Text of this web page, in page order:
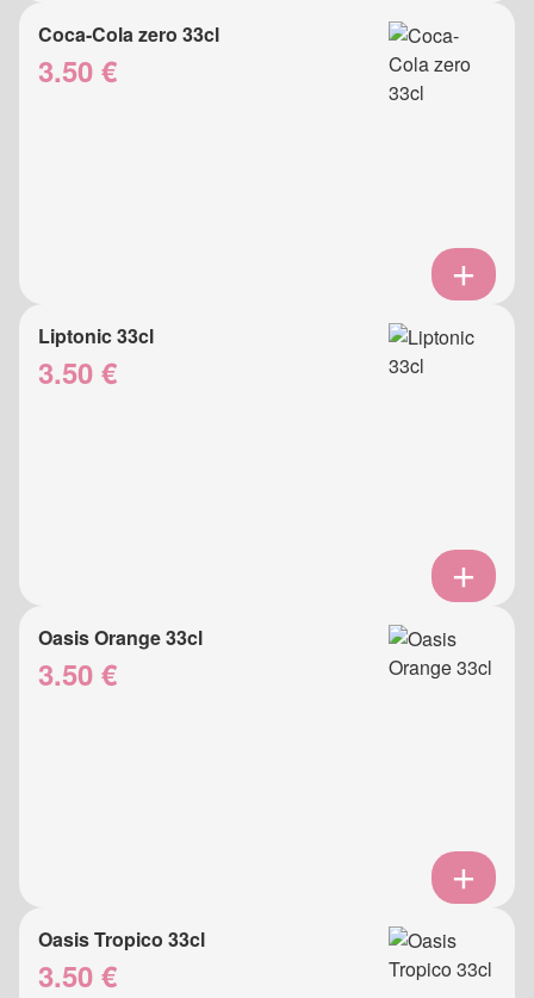
Coca-Cola zero 33cl
3.50 €
Liptonic 33cl
3.50 €
Oasis Orange 33cl
3.50 €
Oasis Tropico 33cl
3.50 €